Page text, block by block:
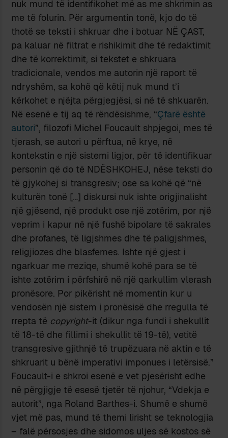
nuk mund të identifikohet më as me shkrimin as
me të folurin. Për argumentin tonë, kjo do të
thotë se teksti i shkruar dhe i botuar NË ÇAST,
pa kaluar në filtrat e rishikimit dhe të redaktimit
dhe të korrektimit, si tekstet e shkruara
tradicionale, vendos me autorin një raport të
ndryshëm, sa kohë që këtij nuk mund t’i
kërkohet e njëjta përgjegjësi, si në të shkuarën.
Në esenë e tij aq të rëndësishme, “Çfarë është
autori”, filozofi Michel Foucault shpjegoi, mes të
tjerash, se autori u përftua, në krye, në
kontekstin e një sistemi ligjor, për të identifikuar
personin që do të NDËSHKOHEJ, nëse teksti do
të gjykohej si transgresiv; ose sa kohë që “në
kulturën tonë […] diskursi nuk ishte origjinalisht
një gjësend, një produkt ose një zotërim, por një
veprim i kapur në një fushë bipolare të sakrales
dhe profanes, të ligjshmes dhe të paligjshmes,
religjiozes dhe blasfemes. Ishte një gjest i
ngarkuar me rreziqe, shumë kohë para se të
ishte zotërim i përfshirë në një qarkullim vlerash
pronësore. Por pikërisht në momentin kur u
vendosën një sistem i pronësisë dhe rregulla të
rrepta të copyright-it (dikur nga fundi i shekullit
të 18-të dhe fillimi i shekullit të 19-të), vetitë
transgresive gjithnjë të trupëzuara në aktin e të
shkruarit u bënë imperativi imponues i letërsisë.”
Foucault-i e shkroi esenë e vet pjesërisht edhe
në përgjigje të esesë tjetër të njohur, “Vdekja e
autorit”, nga Roland Barthes-i. Shumë e shumë
vjet më pas, mund të themi lirisht se teknologjia
– falë përsosjes dhe sidomos uljes së kostos së